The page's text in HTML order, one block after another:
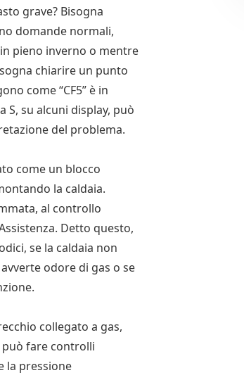
grave? Bisogna
domande normali,
pieno inverno o mentre
chiarire un punto
come “CF5” è in
S, su alcuni display, può
del problema.
come un blocco
la caldaia.
al controllo
Detto questo,
se la caldaia non
odore di gas o se
collegato a gas,
può fare controlli
la pressione